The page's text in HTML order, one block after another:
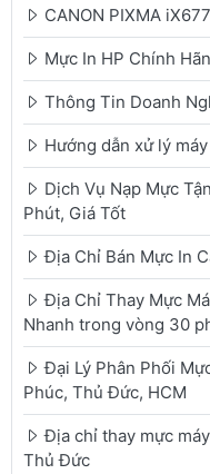
CANON PIXMA
Mực In HP Chính
Thông Tin Doanh
Hướng dẫn xử lý
Dịch Vụ Nạp Mực
Phút, Giá Tốt
Địa Chỉ Bán Mực In
Địa Chỉ Thay Mực
Nhanh trong vòng 30
Đại Lý Phân Phối
Phúc, Thủ Đức, HCM
Địa chỉ thay mực
Thủ Đức